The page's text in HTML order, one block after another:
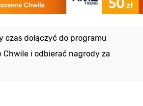
czas dołączyć do programu
Chwile i odbierać nagrody za